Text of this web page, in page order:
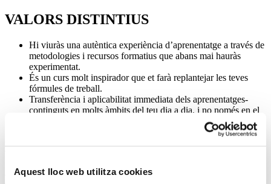
Aquest lloc web utilitza cookies
VALORS DISTINTIUS
Hi viuràs una autèntica experiència d’aprenentatge a través de
metodologies i recursos formatius que abans mai hauràs
experimentat.
És un curs molt inspirador que et farà replantejar les teves
fórmules de treball.
Transferència i aplicabilitat immediata dels aprenentatges-
continguts en molts àmbits del teu dia a dia, i no només en el
terreny professional, sinó també en el personal.
METODOLOGIA
Aquest curs s’imparteix amb metodologies i plataformes